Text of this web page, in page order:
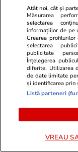
Cod roșu de
Ilfov: peste
pârâul
TRENDING
Educație
O mamă
Atât noi, cât și
Măsurarea
selectarea
informațiilor de pe
Crearea
selectarea
publicitate
Înțelegerea
diferite. Utilizarea
de date limitate
și identificarea prin
Listă parteneri
VREAU